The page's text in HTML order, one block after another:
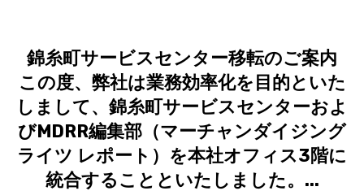
錦糸町サービスセンター移転のご案内
この度、弊社は業務効率化を目的といた
しまして、錦糸町サービスセンターおよ
びMDRR編集部（マーチャンダイジング
ライツ レポート）を本社オフィス3階に
統合することといたしました。...